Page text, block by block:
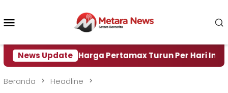
konten
News Update
Harga Pertamax Turun Per Hari Ini, Segini
Beranda Headline